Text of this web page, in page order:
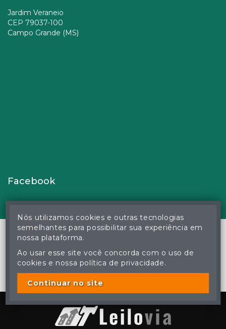
Jardim Veraneio
CEP 79037-100
Campo Grande (MS)
Facebook
© Gustavo Correa Pereira da Silva - Leiloeiro Público Oficial -
Matrícula nº 26 JUCEMS - Todos os direitos reservados
A cópia ou reprodução não autorizada do conteúdo deste site
poderá acarretar em penas previstas em lei.
Nós utilizamos cookies e outras tecnologias
semelhantes para possibilitar sua experiência em
nossa plataforma.
Ao usar esse site você concorda com o uso de
cookies e nossa política de privacidade.
Continuar no site